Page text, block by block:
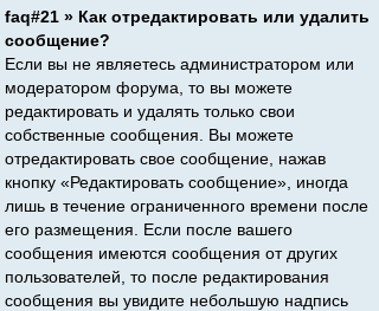
faq#21 » Как отредактировать или удалить
сообщение?
Если вы не являетесь администратором или
модератором форума, то вы можете
редактировать и удалять только свои
собственные сообщения. Вы можете
отредактировать свое сообщение, нажав
кнопку «Редактировать сообщение», иногда
лишь в течение ограниченного времени после
его размещения. Если после вашего
сообщения имеются сообщения от других
пользователей, то после редактирования
сообщения вы увидите небольшую надпись